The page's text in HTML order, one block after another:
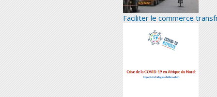
Faciliter le commerce